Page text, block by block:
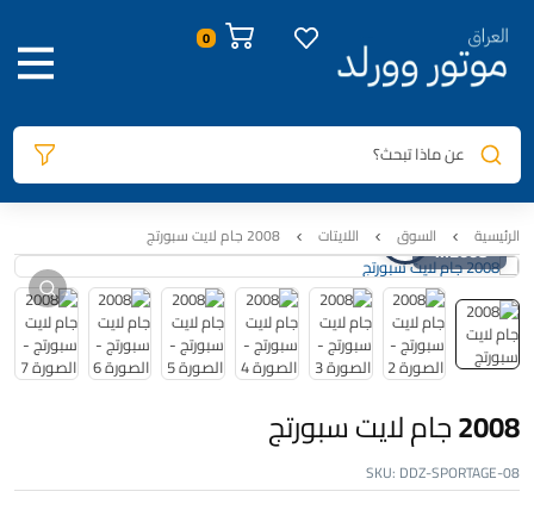
0
عن ماذا تبحث؟
الرئيسية السوق اللايتات 2008 جام لايت سبورتج
صور المنتج معلومات المنتج السيارات المتوافقة
2008 جام لايت سبورتج
2008 جام لايت سبورتج
SKU: DDZ-SPORTAGE-08